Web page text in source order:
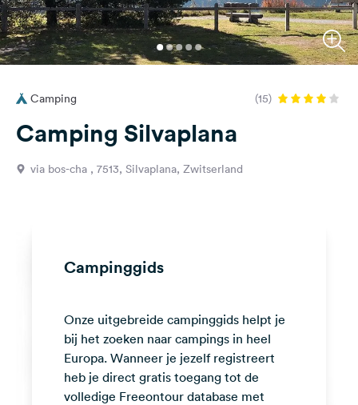
Registreren
Inloggen
Vragen &
Feedback
media
Facebook
Instagram
Camping (15)
Camping Silvaplana
via bos-cha , 7513, Silvaplana, Zwitserland
Campinggids
Onze uitgebreide campinggids helpt je
bij het zoeken naar campings in heel
Europa. Wanneer je jezelf registreert
heb je direct gratis toegang tot de
volledige Freeontour database met